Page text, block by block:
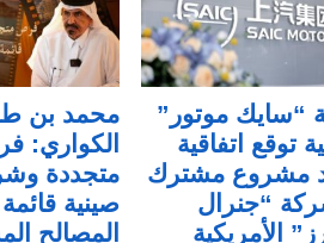
“سايك موتور”
توقع اتفاقية
مشروع مشترك
“جنرال
الأمريكية
محمد بن
الكواري:
متجددة
صينية
المصالح